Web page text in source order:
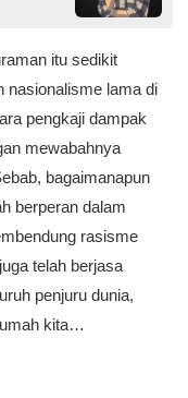
itu sedikit
nasionalisme lama di
pengkaji dampak
mewabahnya
bagaimanapun
berperan dalam
rasisme
telah berjasa
penjuru dunia,
kita…